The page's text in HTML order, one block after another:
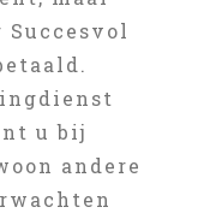
u bij
andere